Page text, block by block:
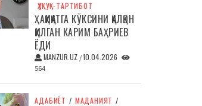
ҲУҚУҚ-ТАРТИБОТ
ҲАҚИҚАТГА КЎКСИНИ ҚАЛҚОН
ҚИЛГАН КАРИМ БАҲРИЕВ
ЁДИ
MANZUR.UZ /10.04.2026
564
АДАБИЁТ / МАДАНИЯТ /